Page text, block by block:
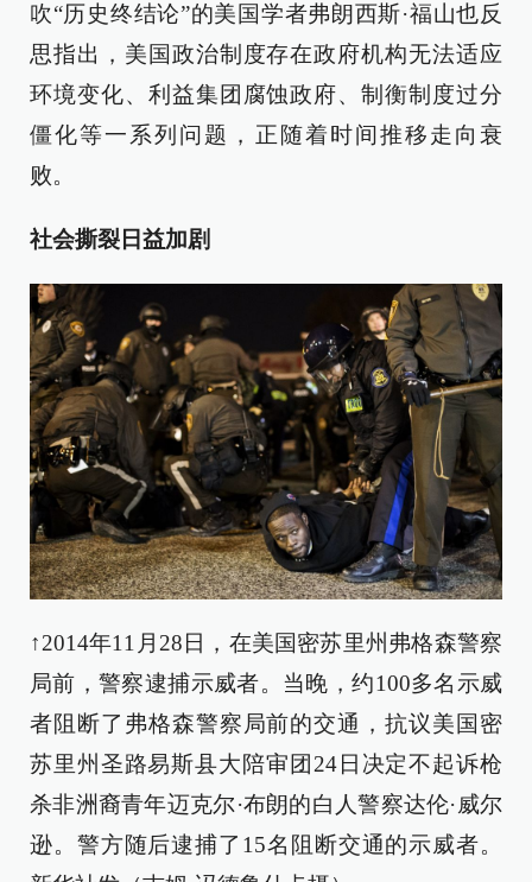
吹“历史终结论”的美国学者弗朗西斯·福山也反
思指出，美国政治制度存在政府机构无法适应
环境变化、利益集团腐蚀政府、制衡制度过分
僵化等一系列问题，正随着时间推移走向衰
败。
社会撕裂日益加剧
↑2014年11月28日，在美国密苏里州弗格森警察
局前，警察逮捕示威者。当晚，约100多名示威
者阻断了弗格森警察局前的交通，抗议美国密
苏里州圣路易斯县大陪审团24日决定不起诉枪
杀非洲裔青年迈克尔·布朗的白人警察达伦·威尔
逊。警方随后逮捕了15名阻断交通的示威者。